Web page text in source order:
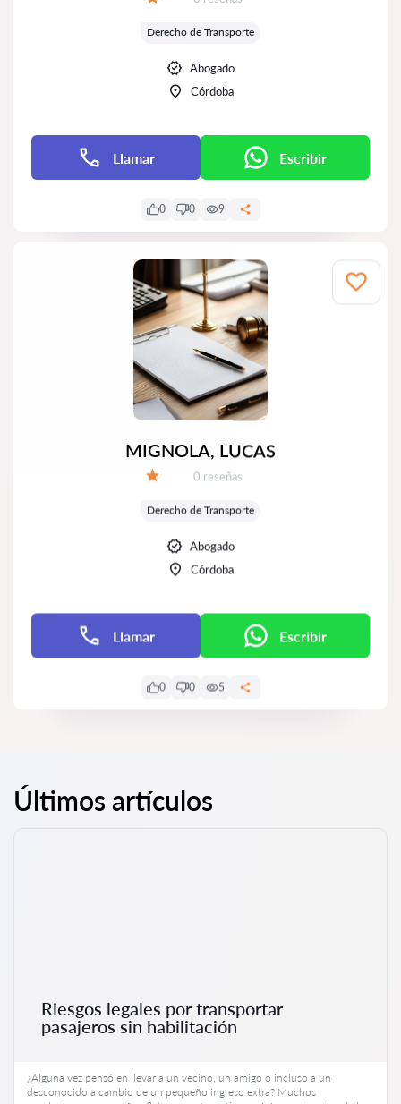
Derecho de Transporte
Abogado
Córdoba
Llamar Escribir
0 0 9
MIGNOLA, LUCAS
Número de reseñas:
0 reseñas
Derecho de Transporte
Abogado
Córdoba
Llamar Escribir
0 0 5
Últimos artículos
Riesgos legales por transportar
pasajeros sin habilitación
¿Alguna vez pensó en llevar a un vecino, un amigo o incluso a un
desconocido a cambio de un pequeño ingreso extra? Muchos